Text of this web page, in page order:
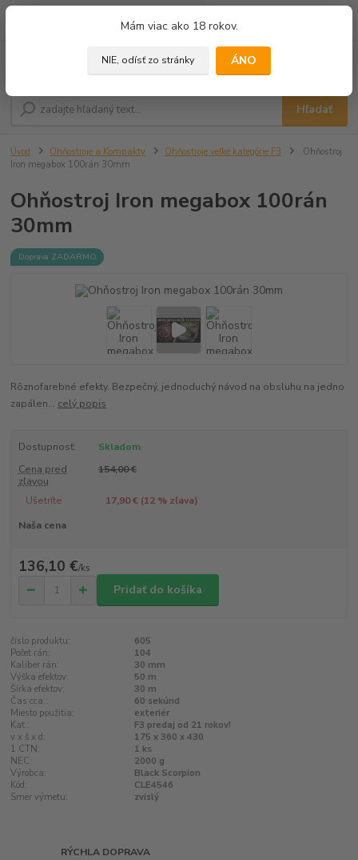
Mám viac ako 18 rokov.
NIE, odísť zo stránky ÁNO
Hľadať
Úvod Ohňostroje a Kompakty Ohňostroje veľké kategórie F3
Ohňostroj
Iron megabox 100rán 30mm
Ohňostroj Iron megabox 100rán
30mm
Doprava ZADARMO
Rôznofarebné efekty. Bezpečný, jednoduchý návod na obsluhu na jedno
zapálen... celý popis
Dostupnosť:
Skladom
Cena pred
zľavou
154,00 €
Ušetríte 17,90 € (12% zľava)
Naša cena
136,10 €/ks
Pridať do košíka
číslo produktu:
605
Počet rán:
104
Kaliber rán:
30 mm
Výška efektov:
50 m
Šírka efektov:
30 m
Čas cca.:
60 sekúnd
Miesto použitia:
exteriér
Kat.:
F3 predaj od 21 rokov!
v x š x d:
175 x 360 x 430
1 CTN:
1 ks
NEC:
2000 g
Výrobca:
Black Scorpion
Kód:
CLE4546
Smer výmetu:
zvislý
RÝCHLA DOPRAVA